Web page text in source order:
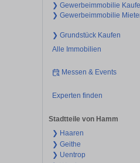
❯ Gewerbeimmobilie
❯ Gewerbeimmobilie
❯ Grundstück Kaufen
Alle Immobilien
Messen & Events
Experten finden
Stadtteile von Hamm
❯ Haaren
❯ Geithe
❯ Uentrop